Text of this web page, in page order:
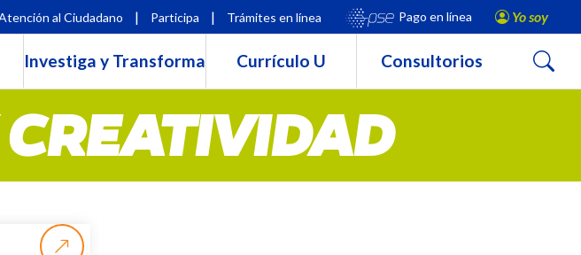
al Ciudadano | Participa | Trámites en línea Pago en línea Yo soy
Investiga y Transforma Currículo U Consultorios Buscar